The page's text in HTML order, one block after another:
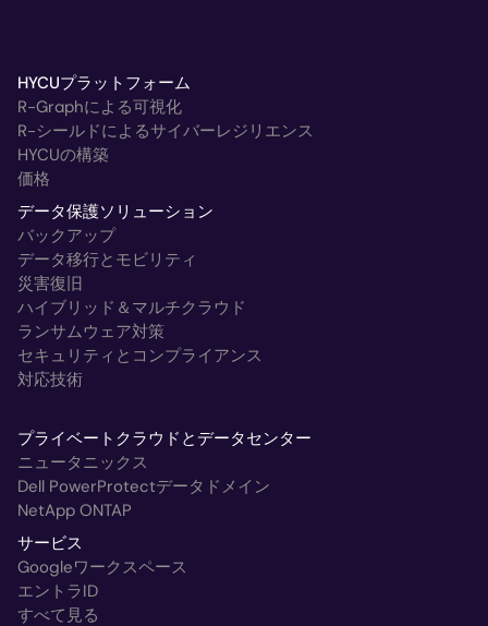
HYCUプラットフォーム
R-Graphによる可視化
R-シールドによるサイバーレジリエンス
HYCUの構築
価格
データ保護ソリューション
バックアップ
データ移行とモビリティ
災害復旧
ハイブリッド＆マルチクラウド
ランサムウェア対策
セキュリティとコンプライアンス
対応技術
プライベートクラウドとデータセンター
ニュータニックス
Dell PowerProtectデータドメイン
NetApp ONTAP
サービス
Googleワークスペース
エントラID
すべて見る